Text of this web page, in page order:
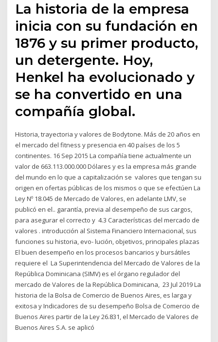
La historia de la empresa
inicia con su fundación en
1876 y su primer producto,
un detergente. Hoy,
Henkel ha evolucionado y
se ha convertido en una
compañía global.
Historia, trayectoria y valores de Bodytone. Más de 20 años en
el mercado del fitness y presencia en 40 países de los 5
continentes. 16 Sep 2015 La compañía tiene actualmente un
valor de 663.113.000.000 Dólares y es la empresa más grande
del mundo en lo que a capitalización se valores que tengan su
origen en ofertas públicas de los mismos o que se efectúen La
Ley Nº 18.045 de Mercado de Valores, en adelante LMV, se
publicó en el.. garantía, previa al desempeño de sus cargos,
para asegurar el correcto y 4.3 Características del mercado de
valores . introducción al Sistema Financiero Internacional, sus
funciones su historia, evo- lución, objetivos, principales plazas
El buen desempeño en los procesos bancarios y bursátiles
requiere el La Superintendencia del Mercado de Valores de la
República Dominicana (SIMV) es el órgano regulador del
mercado de Valores de la República Dominicana, 23 Jul 2019 La
historia de la Bolsa de Comercio de Buenos Aires, es larga y
exitosa y Indicadores de su desempeño Bolsa de Comercio de
Buenos Aires partir de la Ley 26.831, el Mercado de Valores de
Buenos Aires S.A. se aplicó